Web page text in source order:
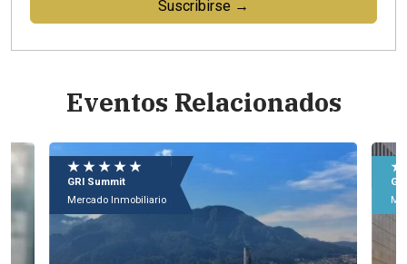
Suscribirse →
Eventos Relacionados
★ ★ ★ ★ ★
GRI Summit
Mercado Inmobiliario
★